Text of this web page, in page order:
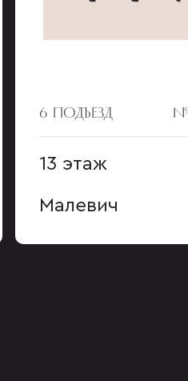
6 ПОДЪЕЗД №
13 этаж
Малевич